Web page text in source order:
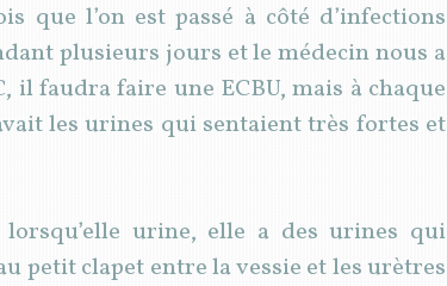
que l’on est passé à côté d’infections
plusieurs jours et le médecin nous a
il faudra faire une ECBU, mais à chaque
les urines qui sentaient très fortes et
urine, elle a des urines qui
petit clapet entre la vessie et les urètres